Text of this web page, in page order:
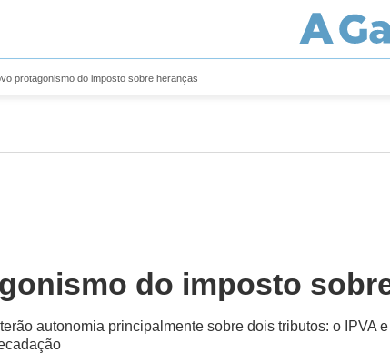
protagonismo do imposto sobre heranças
do imposto
autonomia principalmente sobre dois tributos: o